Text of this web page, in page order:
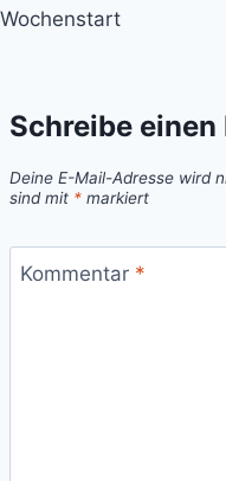
Wochenstart
Schreibe
Deine E-Mail-Adresse wird
sind mit * markiert
Kommentar *